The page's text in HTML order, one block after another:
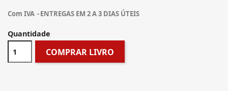
Com IVA ENTREGAS EM 2 A 3 DIAS ÚTEIS
Quantidade
COMPRAR LIVRO